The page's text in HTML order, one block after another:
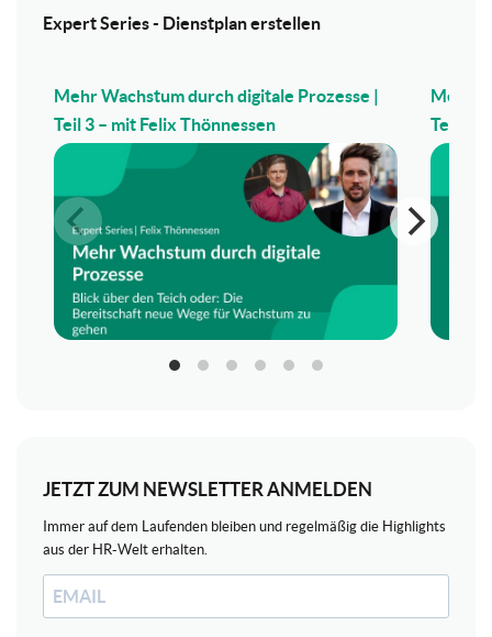
Expert Series - Dienstplan erstellen
Mehr Wachstum durch digitale Prozesse |
Teil 3 – mit Felix Thönnessen
Mehr
Teil 2 –
JETZT ZUM NEWSLETTER ANMELDEN
Immer auf dem Laufenden bleiben und regelmäßig die Highlights
aus der HR-Welt erhalten.